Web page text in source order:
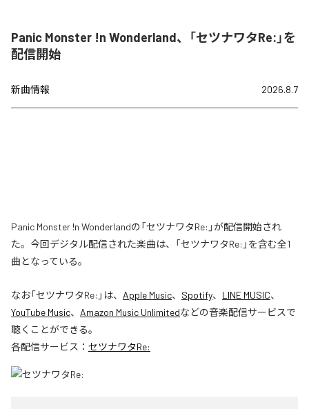
Panic Monster !n Wonderland、「セツナワタRe:」を
配信開始
新曲情報 2026.8.7
Panic Monster !n Wonderlandの「セツナワタRe:」が配信開始され
た。今回デジタル配信された楽曲は、「セツナワタRe:」を含む全1
曲となっている。
なお「セツナワタRe: 」は、 Apple Music、 Spotify、 LINE MUSIC、
YouTube Music、 Amazon Music Unlimitedなどの音楽配信サービスで
聴くことができる。
各配信サービス： セツナワタRe: